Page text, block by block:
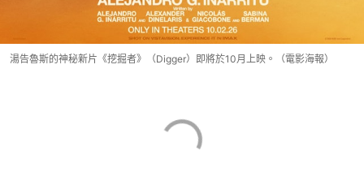
湯告魯斯的神秘新片《挖掘者》（Digger）即將於10月上映。（電影海報）